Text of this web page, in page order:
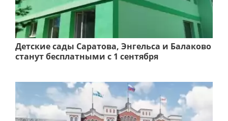
Детские сады Саратова, Энгельса и Балаково
станут бесплатными с 1 сентября